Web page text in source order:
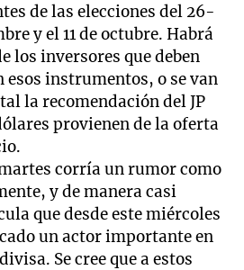
de las elecciones del 26-
y el 11 de octubre. Habrá
los inversores que deben
esos instrumentos, o se van
la recomendación del JP
provienen de la oferta
corría un rumor como
y de manera casi
que desde este miércoles
un actor importante en
Se cree que a estos